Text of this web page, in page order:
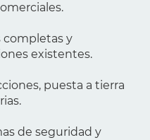
completas y
existentes.
puesta a tierra
de seguridad y